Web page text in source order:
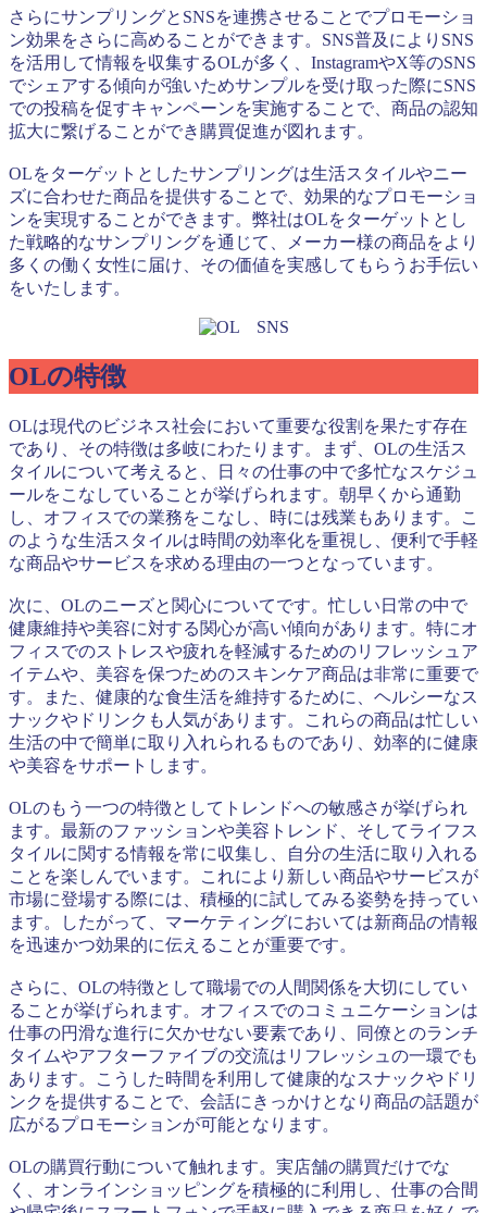
さらにサンプリングとSNSを連携させることでプロモーショ
ン効果をさらに高めることができます。SNS普及によりSNS
を活用して情報を収集するOLが多く、InstagramやX等のSNS
でシェアする傾向が強いためサンプルを受け取った際にSNS
での投稿を促すキャンペーンを実施することで、商品の認知
拡大に繋げることができ購買促進が図れます。
OLをターゲットとしたサンプリングは生活スタイルやニー
ズに合わせた商品を提供することで、効果的なプロモーショ
ンを実現することができます。弊社はOLをターゲットとし
た戦略的なサンプリングを通じて、メーカー様の商品をより
多くの働く女性に届け、その価値を実感してもらうお手伝い
をいたします。
OLの特徴
OLは現代のビジネス社会において重要な役割を果たす存在
であり、その特徴は多岐にわたります。まず、OLの生活ス
タイルについて考えると、日々の仕事の中で多忙なスケジュ
ールをこなしていることが挙げられます。朝早くから通勤
し、オフィスでの業務をこなし、時には残業もあります。こ
のような生活スタイルは時間の効率化を重視し、便利で手軽
な商品やサービスを求める理由の一つとなっています。
次に、OLのニーズと関心についてです。忙しい日常の中で
健康維持や美容に対する関心が高い傾向があります。特にオ
フィスでのストレスや疲れを軽減するためのリフレッシュア
イテムや、美容を保つためのスキンケア商品は非常に重要で
す。また、健康的な食生活を維持するために、ヘルシーなス
ナックやドリンクも人気があります。これらの商品は忙しい
生活の中で簡単に取り入れられるものであり、効率的に健康
や美容をサポートします。
OLのもう一つの特徴としてトレンドへの敏感さが挙げられ
ます。最新のファッションや美容トレンド、そしてライフス
タイルに関する情報を常に収集し、自分の生活に取り入れる
ことを楽しんでいます。これにより新しい商品やサービスが
市場に登場する際には、積極的に試してみる姿勢を持ってい
ます。したがって、マーケティングにおいては新商品の情報
を迅速かつ効果的に伝えることが重要です。
さらに、OLの特徴として職場での人間関係を大切にしてい
ることが挙げられます。オフィスでのコミュニケーションは
仕事の円滑な進行に欠かせない要素であり、同僚とのランチ
タイムやアフターファイブの交流はリフレッシュの一環でも
あります。こうした時間を利用して健康的なスナックやドリ
ンクを提供することで、会話にきっかけとなり商品の話題が
広がるプロモーションが可能となります。
OLの購買行動について触れます。実店舗の購買だけでな
く、オンラインショッピングを積極的に利用し、仕事の合間